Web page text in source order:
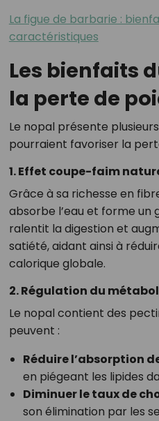
La figue de barbarie :
caractéristiques
Les bienfaits
la perte de
Le nopal présente
pourraient favoriser la
1. Effet coupe-faim
Grâce à sa richesse en
absorbe l’eau et forme un
ralentit la digestion et
satiété, aidant ainsi à
calorique globale.
2. Régulation du
Le nopal contient des
peuvent :
Réduire l’absorption
en piégeant les lipides
Diminuer le taux de
son élimination par les